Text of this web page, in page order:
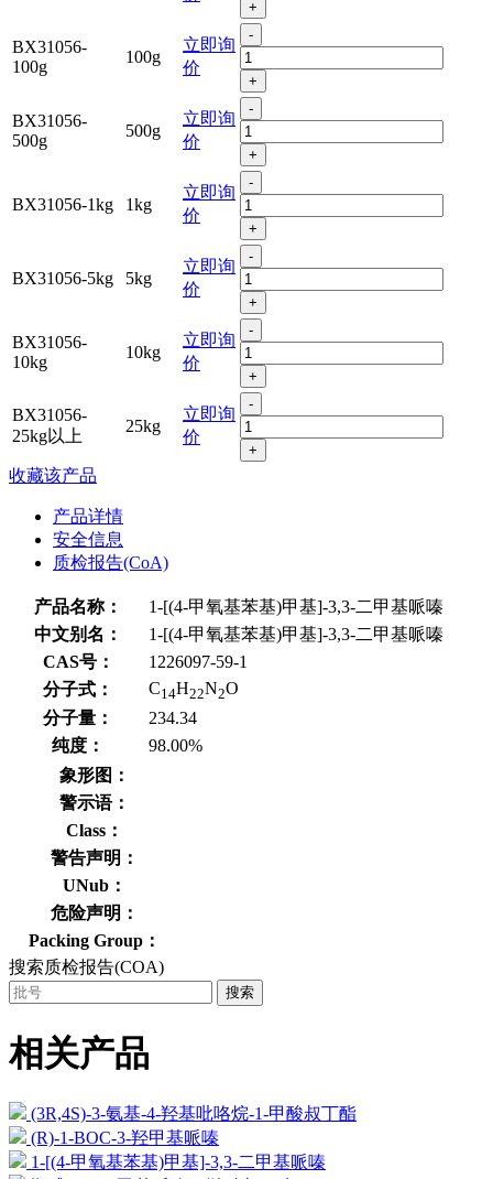
+
BX31056-
100g
100g
立即询
价
-
+
BX31056-
500g
500g
立即询
价
-
+
BX31056-1kg 1kg
立即询
价
-
+
BX31056-5kg 5kg
立即询
价
-
+
BX31056-
10kg
10kg
立即询
价
-
+
BX31056-
25kg以上
25kg
立即询
价
-
+
收藏该产品
产品详情
安全信息
质检报告(CoA)
产品名称：
1-[(4-甲氧基苯基)甲基]-3,3-二甲基哌嗪
中文别名：
1-[(4-甲氧基苯基)甲基]-3,3-二甲基哌嗪
CAS号：
1226097-59-1
分子式：
C14H22N2O
分子量：
234.34
纯度：
98.00%
象形图：
警示语：
Class：
警告声明：
UNub：
危险声明：
Packing Group：
搜索质检报告(COA)
搜索
相关产品
(3R,4S)-3-氨基-4-羟基吡咯烷-1-甲酸叔丁酯
(R)-1-BOC-3-羟甲基哌嗪
1-[(4-甲氧基苯基)甲基]-3,3-二甲基哌嗪